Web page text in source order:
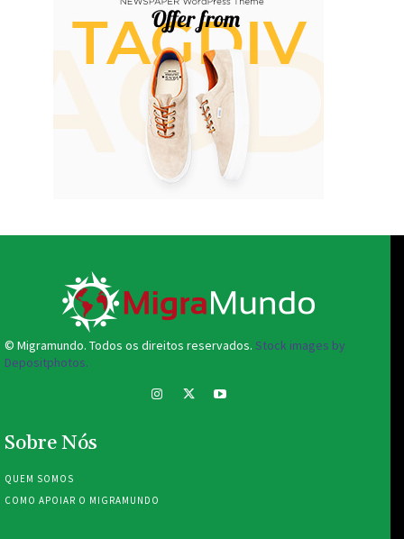
© Migramundo. Todos os direitos reservados. Stock images by
Depositphotos.
Sobre Nós
QUEM SOMOS
COMO APOIAR O MIGRAMUNDO